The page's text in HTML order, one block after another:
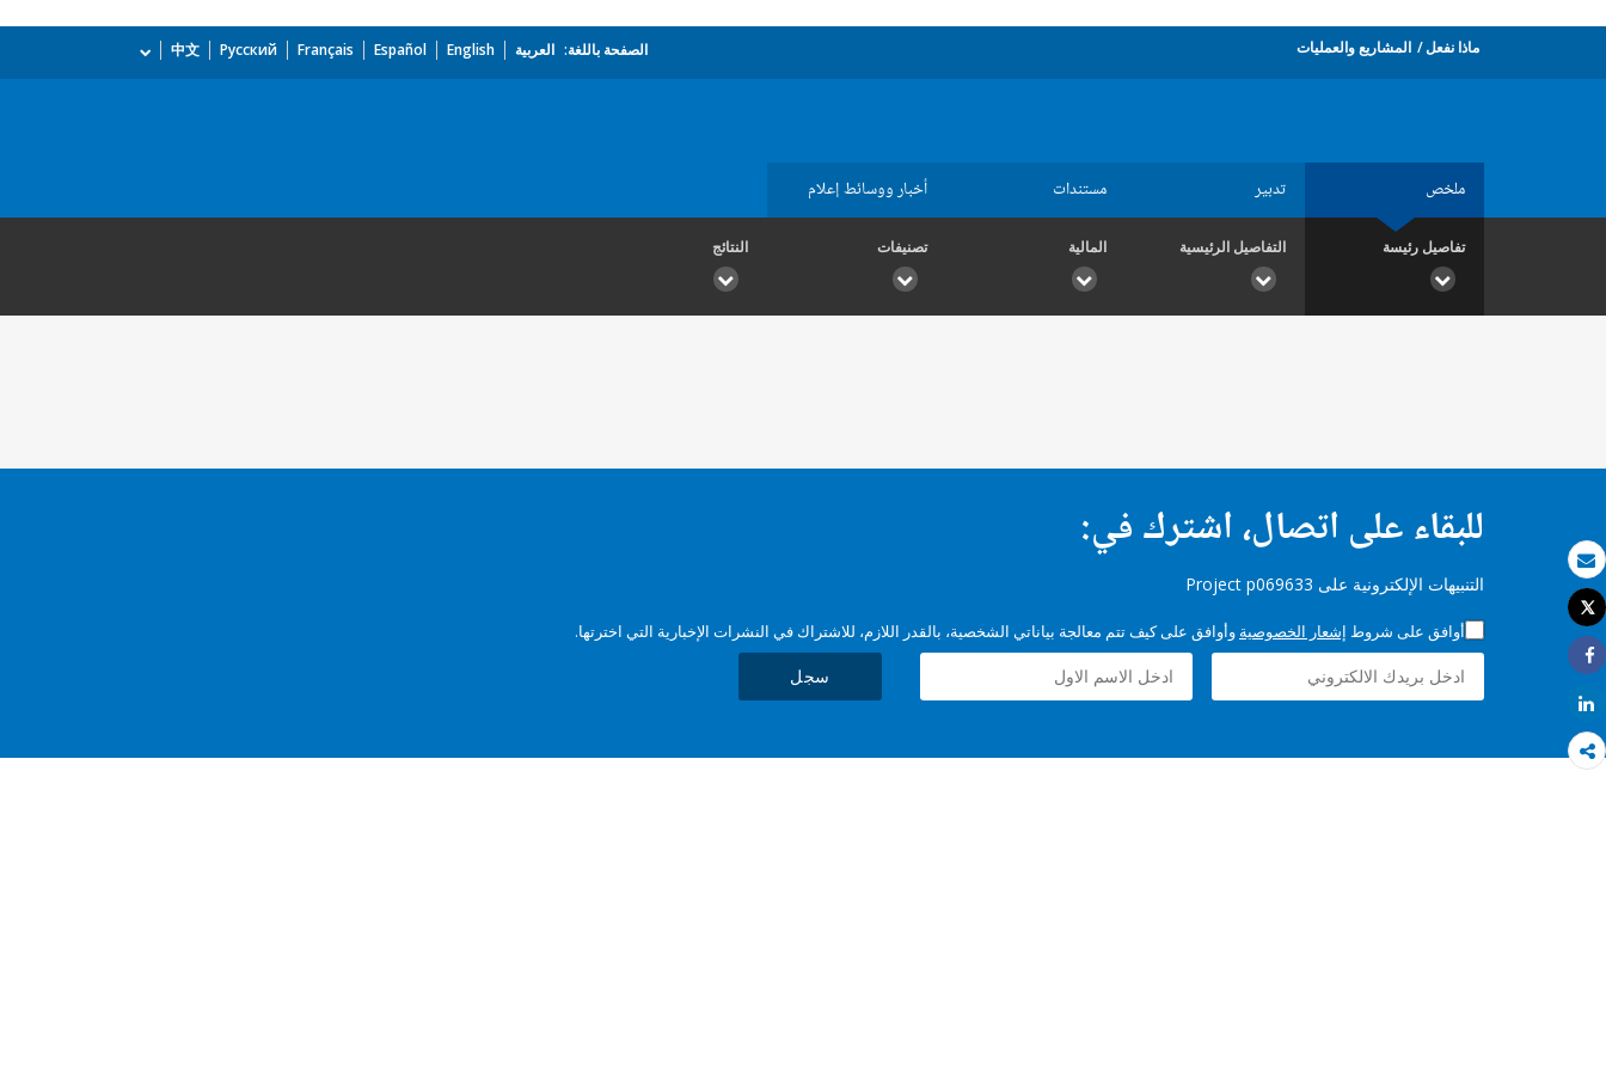
بريد الكتروني
طباعة
Tweet
Share
Share
ماذا نفعل المشاريع والعمليات الصفحة باللغة: العربية English
Español
Français
Русский
中文
ملخص تدبير مستندات أخبار ووسائط إعلام
تفاصيل رئيسة التفاصيل الرئيسية المالية تصنيفات النتائج
للبقاء على اتصال، اشترك في:
التنبيهات الإلكترونية على Project p069633
أوافق على شروط إشعار الخصوصية وأوافق على كيف تتم معالجة بياناتي الشخصية، بالقدر اللازم، للاشتراك في النشرات الإخبارية التي اخترتها.
سجل